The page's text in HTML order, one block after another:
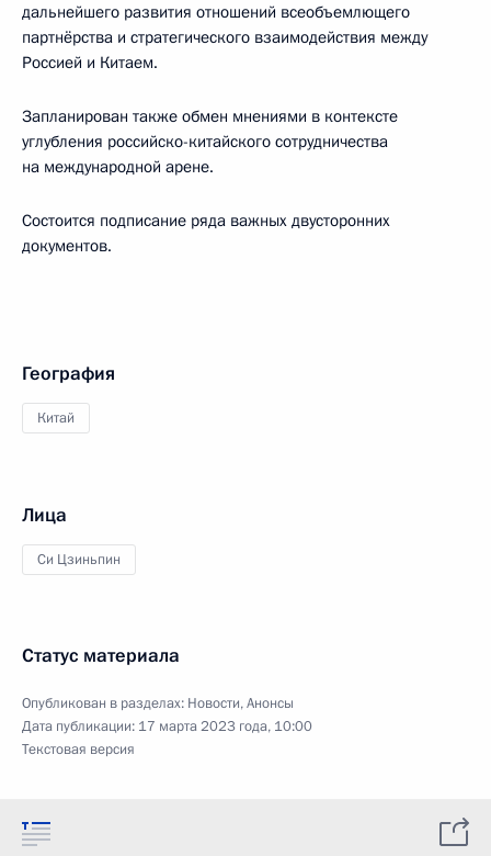
дальнейшего развития отношений всеобъемлющего
партнёрства и стратегического взаимодействия между
Россией и Китаем.
Запланирован также обмен мнениями в контексте
углубления российско-китайского сотрудничества
на международной арене.
Состоится подписание ряда важных двусторонних
документов.
География
Китай
Лица
Си Цзиньпин
Статус материала
Опубликован в разделах: Новости,Анонсы
Дата публикации: 17 марта 2023 года, 10:00
Текстовая версия